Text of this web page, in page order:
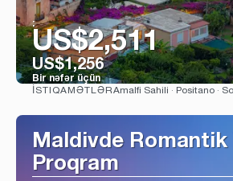
:
US$2,511
US$1,256
Bir nəfər üçün
İSTIQAMƏTLƏRAmalfi Sahili · Positano ·
Maldivde Romantik
Proqram